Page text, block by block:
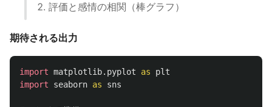
評価と感情の相関（棒グラフ）
期待される出力
import matplotlib.pyplot as
plt
import
seaborn as sns